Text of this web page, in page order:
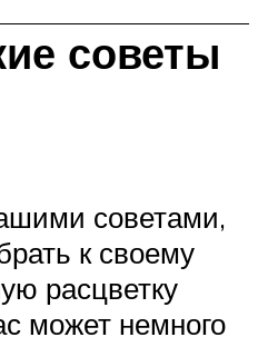
советы
советами,
к своему
расцветку
может немного